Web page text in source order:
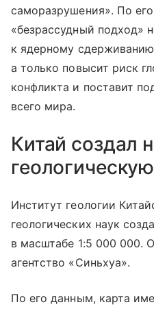
саморазрушения». По
«безрассудный подход»
к ядерному
а только повысит риск
конфликта и поставит
всего мира.
Китай создал
Институт геологии
геологических наук
в масштабе 1:5 000 000.
агентство «Синьхуа».
По его данным, карта